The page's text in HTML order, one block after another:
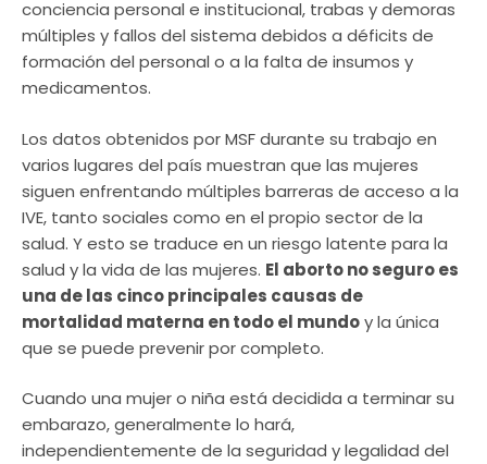
conciencia personal e institucional, trabas y demoras
múltiples y fallos del sistema debidos a déficits de
formación del personal o a la falta de insumos y
medicamentos.
Los datos obtenidos por MSF durante su trabajo en
varios lugares del país muestran que las mujeres
siguen enfrentando múltiples barreras de acceso a la
IVE, tanto sociales como en el propio sector de la
salud. Y esto se traduce en un riesgo latente para la
salud y la vida de las mujeres. El aborto no seguro es
una de las cinco principales causas de
mortalidad materna en todo el mundoy la única
que se puede prevenir por completo.
Cuando una mujer o niña está decidida a terminar su
embarazo, generalmente lo hará,
independientemente de la seguridad y legalidad del